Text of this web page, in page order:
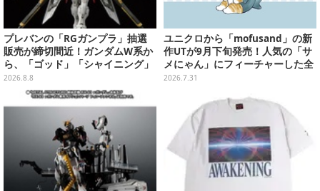
プレバンの「RGガンプラ」抽選
販売が締切間近！ガンダムW系か
ら、「ゴッド」「シャイニング」
まで9商品
2026.8.8
ユニクロから「mofusand」の新
作UTが9月下旬発売！人気の「サ
メにゃん」にフィーチャーした全
4種類
2026.7.31